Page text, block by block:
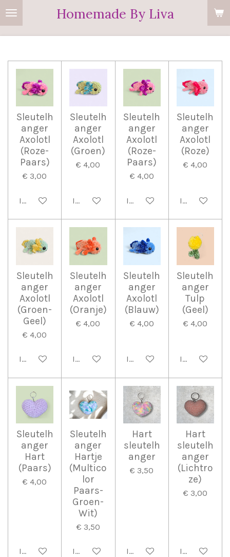
Ga
direct
hoofdinhoud
Homemade By Liva
Sleutelh
anger
Axolotl
(Roze-
Paars)
€ 3,00
In winkelwagen
Sleutelh
anger
Axolotl
(Groen)
€ 4,00
In winkelwagen
Sleutelh
anger
Axolotl
(Roze-
Paars)
€ 4,00
In winkelwagen
Sleutelh
anger
Axolotl
(Roze)
€ 4,00
In
Sleutelh
anger
Axolotl
(Groen-
Geel)
€ 4,00
In winkelwagen
Sleutelh
anger
Axolotl
(Oranje)
€ 4,00
In winkelwagen
Sleutelh
anger
Axolotl
(Blauw)
€ 4,00
In winkelwagen
Sleutelh
anger
Tulp
(Geel)
€ 4,00
In
Sleutelh
anger
Hart
(Paars)
€ 4,00
In winkelwagen
Sleutelh
anger
Hartje
(Multico
lor
Paars-
Groen-
Wit)
€ 3,50
In winkelwagen
Hart
sleutelh
anger
€ 3,50
In winkelwagen
Hart
sleutelh
anger
(Lichtro
ze)
€ 3,00
In